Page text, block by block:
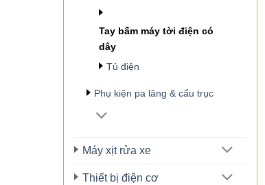
Tay bấm máy tời điện có
dây
Tủ điện
Phụ kiện pa lăng & cẩu trục
Máy xịt rửa xe
Thiết bị điện cơ